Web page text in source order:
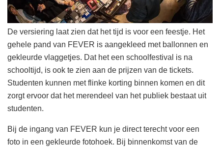
De versiering laat zien dat het tijd is voor een feestje. Het
gehele pand van FEVER is aangekleed met ballonnen en
gekleurde vlaggetjes. Dat het een schoolfestival is na
schooltijd, is ook te zien aan de prijzen van de tickets.
Studenten kunnen met flinke korting binnen komen en dit
zorgt ervoor dat het merendeel van het publiek bestaat uit
studenten.
Bij de ingang van FEVER kun je direct terecht voor een
foto in een gekleurde fotohoek. Bij binnenkomst van de